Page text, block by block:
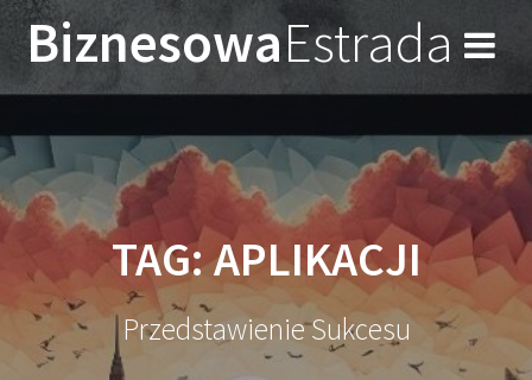
do
treści
BiznesowaEstrada
TAG:APLIKACJI
Przedstawienie Sukcesu